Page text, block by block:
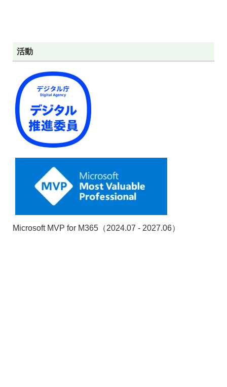
活動
Microsoft MVP for M365（2024.07 - 2027.06）